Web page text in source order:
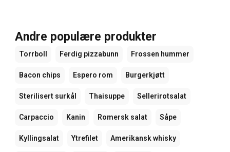
Andre populære produkter
Torrboll Ferdig pizzabunn Frossen hummer
Bacon chips Espero rom Burgerkjøtt
Sterilisert surkål Thaisuppe Sellerirotsalat
Carpaccio Kanin Romersk salat Såpe
Kyllingsalat Ytrefilet Amerikansk whisky